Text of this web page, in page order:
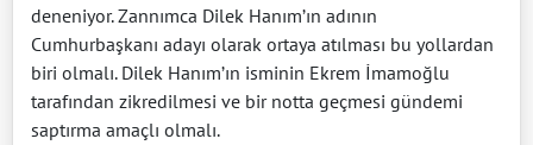
deneniyor. Zannımca Dilek Hanım’ın adının
Cumhurbaşkanı adayı olarak ortaya atılması bu yollardan
biri olmalı. Dilek Hanım’ın isminin Ekrem İmamoğlu
tarafından zikredilmesi ve bir notta geçmesi gündemi
saptırma amaçlı olmalı.